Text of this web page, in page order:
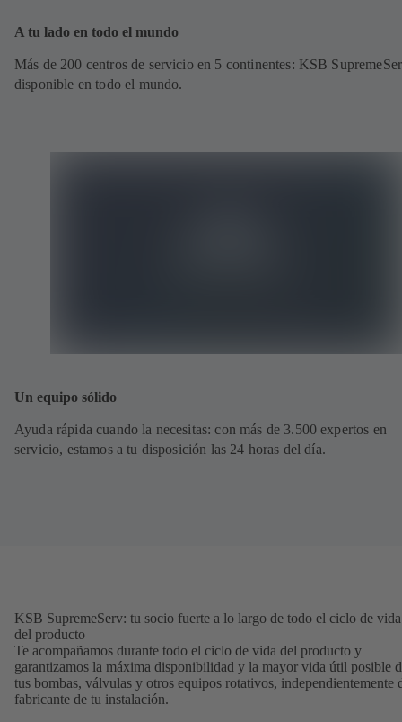
A tu lado en todo el mundo
Más de 200 centros de servicio en 5 continentes: KSB
disponible en todo el mundo.
Un equipo sólido
Ayuda rápida cuando la necesitas: con más de 3.500 expertos en
servicio, estamos a tu disposición las 24 horas del día.
KSB SupremeServ: tu socio fuerte a lo largo de todo el ciclo de vida
del producto
Te acompañamos durante todo el ciclo de vida del producto y
garantizamos la máxima disponibilidad y la mayor vida útil posible
tus bombas, válvulas y otros equipos rotativos, independientemente
fabricante de tu instalación.